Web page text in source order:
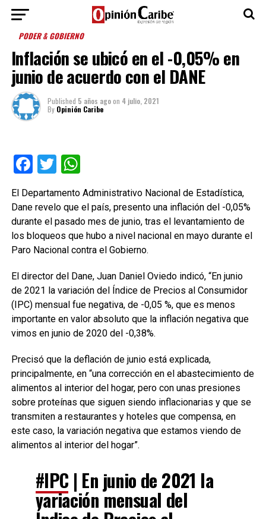
PODER & GOBIERNO
Inflación se ubicó en el -0,05% en
junio de acuerdo con el DANE
Published 5 años agoon 4 julio, 2021
By Opinión Caribe
Facebook
TwitterWhatsApp
El Departamento Administrativo Nacional de Estadística,
Dane revelo que el país, presento una inflación del -0,05%
durante el pasado mes de junio, tras el levantamiento de
los bloqueos que hubo a nivel nacional en mayo durante el
Paro Nacional contra el Gobierno.
El director del Dane, Juan Daniel Oviedo indicó, “En junio
de 2021 la variación del Índice de Precios al Consumidor
(IPC) mensual fue negativa, de -0,05 %, que es menos
importante en valor absoluto que la inflación negativa que
vimos en junio de 2020 del -0,38%.
Precisó que la deflación de junio está explicada,
principalmente, en “una corrección en el abastecimiento de
alimentos al interior del hogar, pero con unas presiones
sobre proteínas que siguen siendo inflacionarias y que se
transmiten a restaurantes y hoteles que compensa, en
este caso, la variación negativa que estamos viendo de
alimentos al interior del hogar”.
#IPC | En junio de 2021 la
variación mensual del